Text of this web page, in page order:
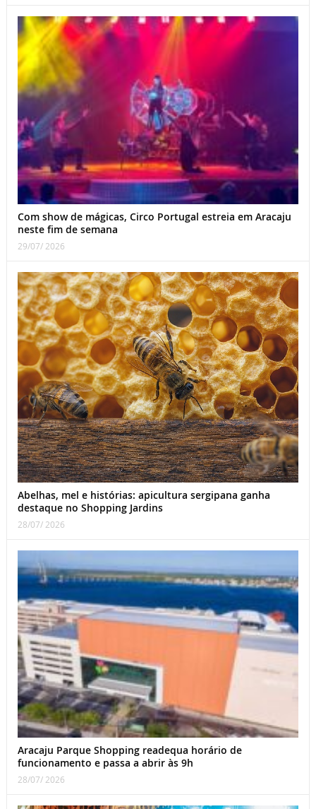
Com show de mágicas, Circo Portugal estreia em Aracaju
neste fim de semana
29/07/ 2026
Abelhas, mel e histórias: apicultura sergipana ganha
destaque no Shopping Jardins
28/07/ 2026
Aracaju Parque Shopping readequa horário de
funcionamento e passa a abrir às 9h
28/07/ 2026